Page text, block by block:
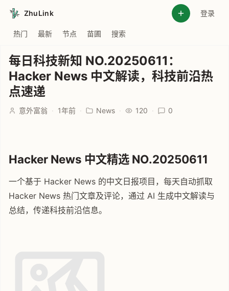
ZhuLink 登录
热门 最新 节点 苗圃 搜索
每日科技新知 NO.20250611：
Hacker News 中文解读，科技前沿热
点速递
意外富翁 · 1年前 · News · 120 · 0
Hacker News 中文精选 NO.20250611
一个基于 Hacker News 的中文日报项目，每天自动抓取
Hacker News 热门文章及评论，通过 AI 生成中文解读与
总结，传递科技前沿信息。